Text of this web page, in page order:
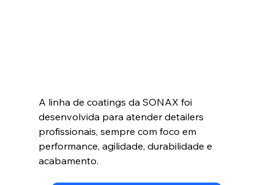
A linha de coatings da SONAX foi
desenvolvida para atender detailers
profissionais, sempre com foco em
performance, agilidade, durabilidade e
acabamento.